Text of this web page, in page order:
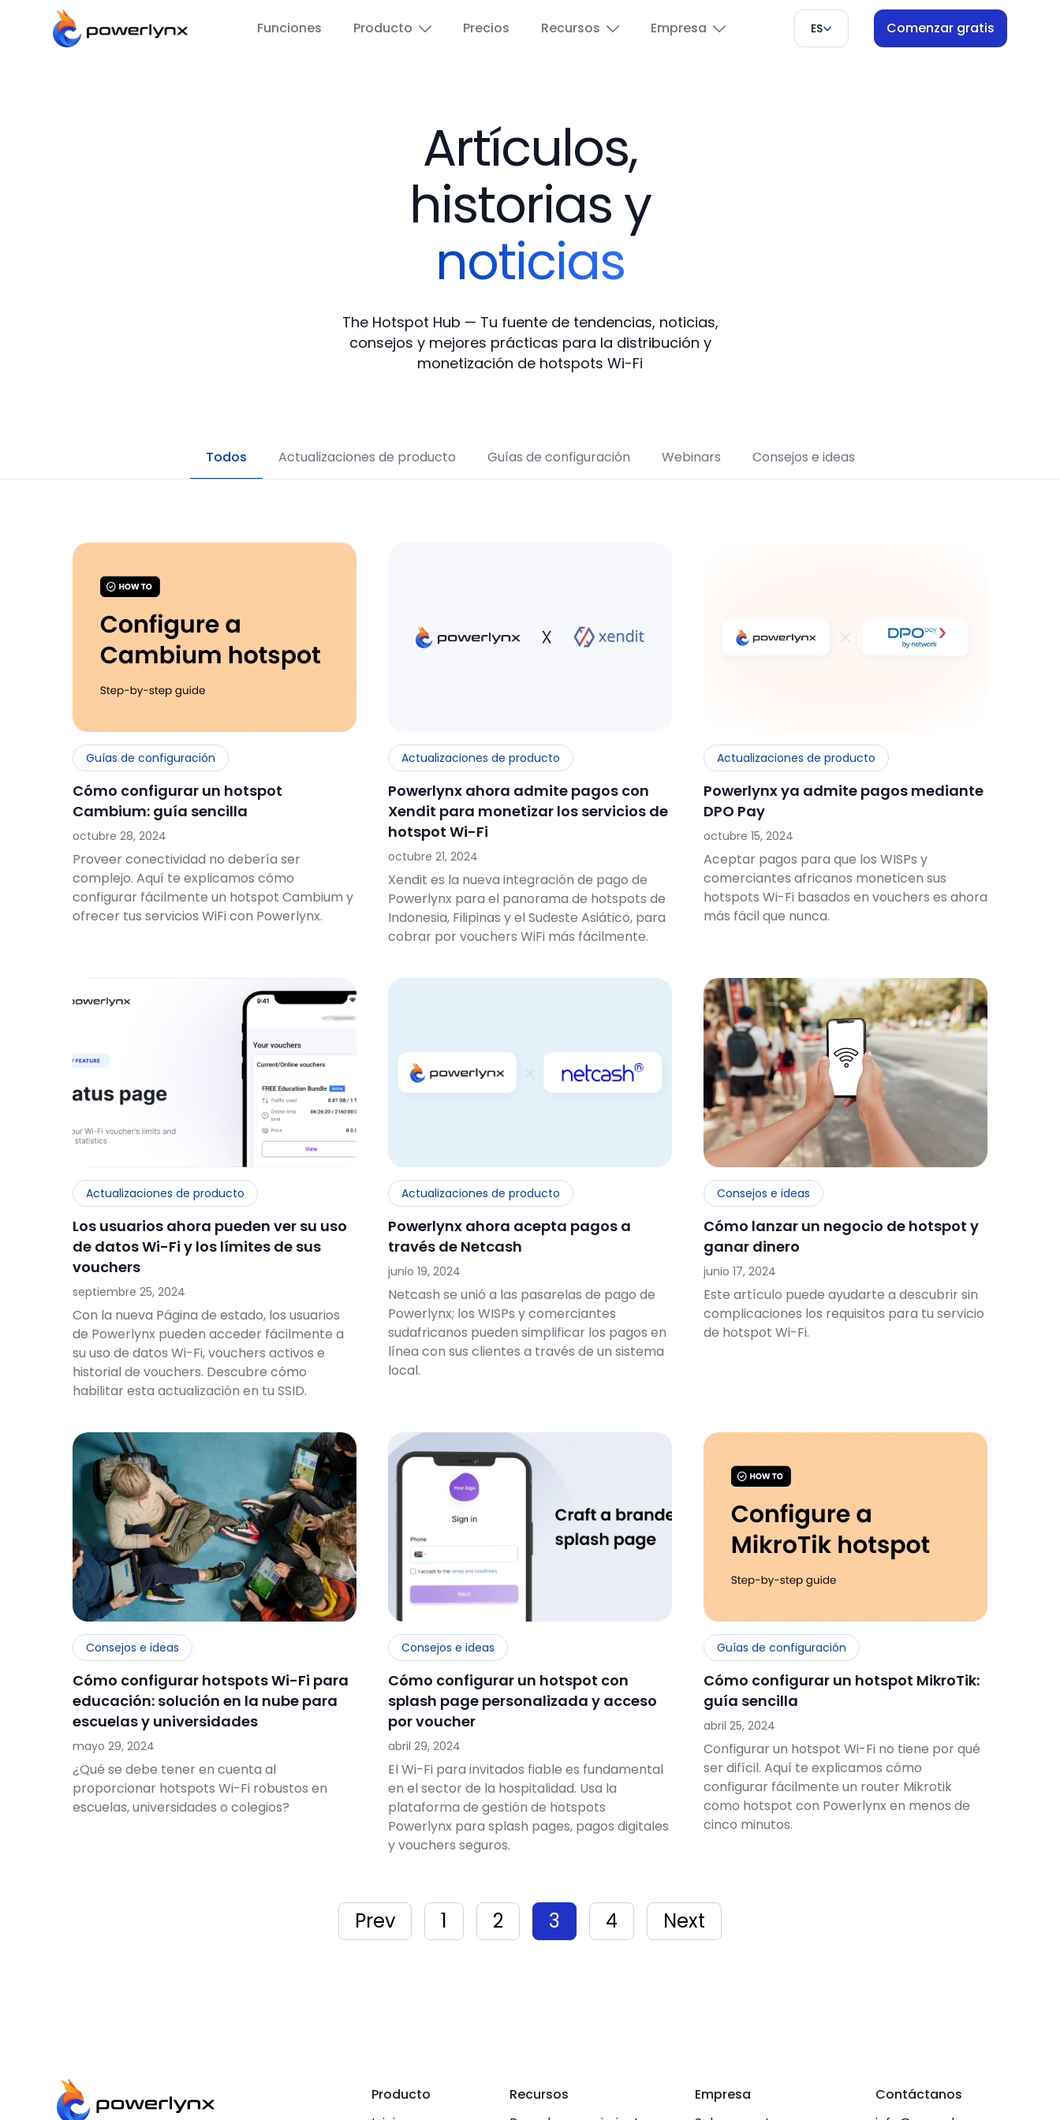
Funciones Producto
Hoteles y Hostelería
Proveedores de Internet
Espacios públicos
Transporte
Wi-Fi para invitados
Publicidad por Wi-Fi
Vales de Wi-Fi de pago
Precios Recursos Empresa ES Comenzar gratis
Artículos,
historias y
noticias
The Hotspot Hub — Tu fuente de tendencias, noticias,
consejos y mejores prácticas para la distribución y
monetización de hotspots Wi-Fi
Todos Actualizaciones de producto Guías de configuración Webinars Consejos e ideas
Guías de configuración
Cómo configurar un hotspot
Cambium: guía sencilla
octubre 28, 2024
Proveer conectividad no debería ser
complejo. Aquí te explicamos cómo
configurar fácilmente un hotspot Cambium y
ofrecer tus servicios WiFi con Powerlynx.
Actualizaciones de producto
Powerlynx ahora admite pagos con
Xendit para monetizar los servicios de
hotspot Wi-Fi
octubre 21, 2024
Xendit es la nueva integración de pago de
Powerlynx para el panorama de hotspots de
Indonesia, Filipinas y el Sudeste Asiático, para
cobrar por vouchers WiFi más fácilmente.
Actualizaciones de producto
Powerlynx ya admite pagos mediante
DPO Pay
octubre 15, 2024
Aceptar pagos para que los WISPs y
comerciantes africanos moneticen sus
hotspots Wi-Fi basados en vouchers es ahora
más fácil que nunca.
Actualizaciones de producto
Los usuarios ahora pueden ver su uso
de datos Wi-Fi y los límites de sus
vouchers
septiembre 25, 2024
Con la nueva Página de estado, los usuarios
de Powerlynx pueden acceder fácilmente a
su uso de datos Wi-Fi, vouchers activos e
historial de vouchers. Descubre cómo
habilitar esta actualización en tu SSID.
Actualizaciones de producto
Powerlynx ahora acepta pagos a
través de Netcash
junio 19, 2024
Netcash se unió a las pasarelas de pago de
Powerlynx; los WISPs y comerciantes
sudafricanos pueden simplificar los pagos en
línea con sus clientes a través de un sistema
local.
Consejos e ideas
Cómo lanzar un negocio de hotspot y
ganar dinero
junio 17, 2024
Este artículo puede ayudarte a descubrir sin
complicaciones los requisitos para tu servicio
de hotspot Wi-Fi.
Consejos e ideas
Cómo configurar hotspots Wi-Fi para
educación: solución en la nube para
escuelas y universidades
mayo 29, 2024
¿Qué se debe tener en cuenta al
proporcionar hotspots Wi-Fi robustos en
escuelas, universidades o colegios?
Consejos e ideas
Cómo configurar un hotspot con
splash page personalizada y acceso
por voucher
abril 29, 2024
El Wi-Fi para invitados fiable es fundamental
en el sector de la hospitalidad. Usa la
plataforma de gestión de hotspots
Powerlynx para splash pages, pagos digitales
y vouchers seguros.
Guías de configuración
Cómo configurar un hotspot MikroTik:
guía sencilla
abril 25, 2024
Configurar un hotspot Wi-Fi no tiene por qué
ser difícil. Aquí te explicamos cómo
configurar fácilmente un router Mikrotik
como hotspot con Powerlynx en menos de
cinco minutos.
Prev 1 2 3 4 Next
Producto
Recursos
Empresa
Contáctanos